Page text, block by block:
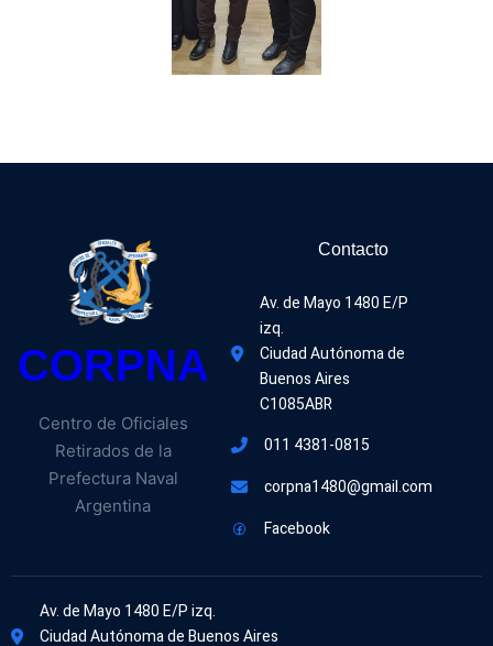
CORPNA
Centro de Oficiales
Retirados de la
Prefectura Naval
Argentina
Contacto
Av. de Mayo 1480 E/P
izq.
Ciudad Autónoma de
Buenos Aires
C1085ABR
011 4381-0815
corpna1480@gmail.com
Facebook
Av. de Mayo 1480 E/P izq.
Ciudad Autónoma de Buenos Aires